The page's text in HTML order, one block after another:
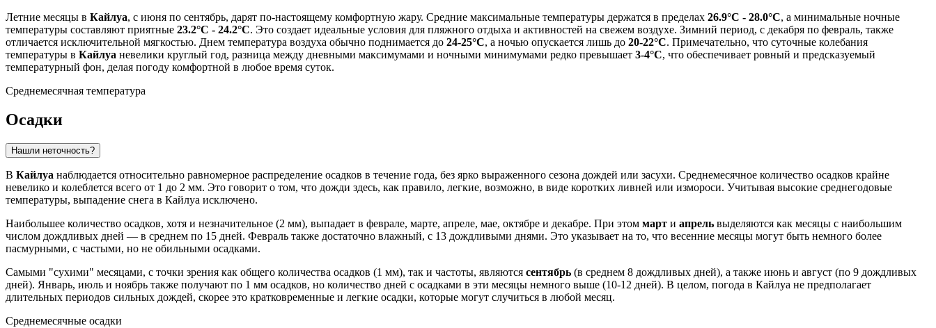
Летние месяцы в Кайлуа, с июня по сентябрь, дарят по-настоящему комфортную жару. Средние максимальные температуры держатся в пределах 26.9°C - 28.0°C, а минимальные ночные
температуры составляют приятные 23.2°C - 24.2°C. Это создает идеальные условия для пляжного отдыха и активностей на свежем воздухе. Зимний период, с декабря по февраль, также
отличается исключительной мягкостью. Днем температура воздуха обычно поднимается до 24-25°C, а ночью опускается лишь до 20-22°C. Примечательно, что суточные колебания
температуры в Кайлуа невелики круглый год, разница между дневными максимумами и ночными минимумами редко превышает 3-4°C, что обеспечивает ровный и предсказуемый
температурный фон, делая погоду комфортной в любое время суток.
Среднемесячная температура
Осадки
Нашли неточность?
В Кайлуа наблюдается относительно равномерное распределение осадков в течение года, без ярко выраженного сезона дождей или засухи. Среднемесячное количество осадков крайне
невелико и колеблется всего от 1 до 2 мм. Это говорит о том, что дожди здесь, как правило, легкие, возможно, в виде коротких ливней или измороси. Учитывая высокие среднегодовые
температуры, выпадение снега в Кайлуа исключено.
Наибольшее количество осадков, хотя и незначительное (2 мм), выпадает в феврале, марте, апреле, мае, октябре и декабре. При этом март и апрель выделяются как месяцы с наибольшим
числом дождливых дней — в среднем по 15 дней. Февраль также достаточно влажный, с 13 дождливыми днями. Это указывает на то, что весенние месяцы могут быть немного более
пасмурными, с частыми, но не обильными осадками.
Самыми "сухими" месяцами, с точки зрения как общего количества осадков (1 мм), так и частоты, являются сентябрь (в среднем 8 дождливых дней), а также июнь и август (по 9 дождливых
дней). Январь, июль и ноябрь также получают по 1 мм осадков, но количество дней с осадками в эти месяцы немного выше (10-12 дней). В целом, погода в Кайлуа не предполагает
длительных периодов сильных дождей, скорее это кратковременные и легкие осадки, которые могут случиться в любой месяц.
Среднемесячные осадки